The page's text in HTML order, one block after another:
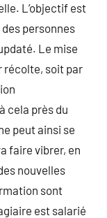
L’objectif est
personnes
Le mise
récolte, soit par
cela près du
peut ainsi se
faire vibrer, en
nouvelles
sont
est salarié